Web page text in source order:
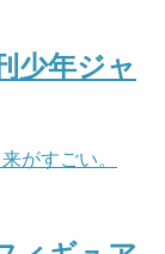
少年ジャ